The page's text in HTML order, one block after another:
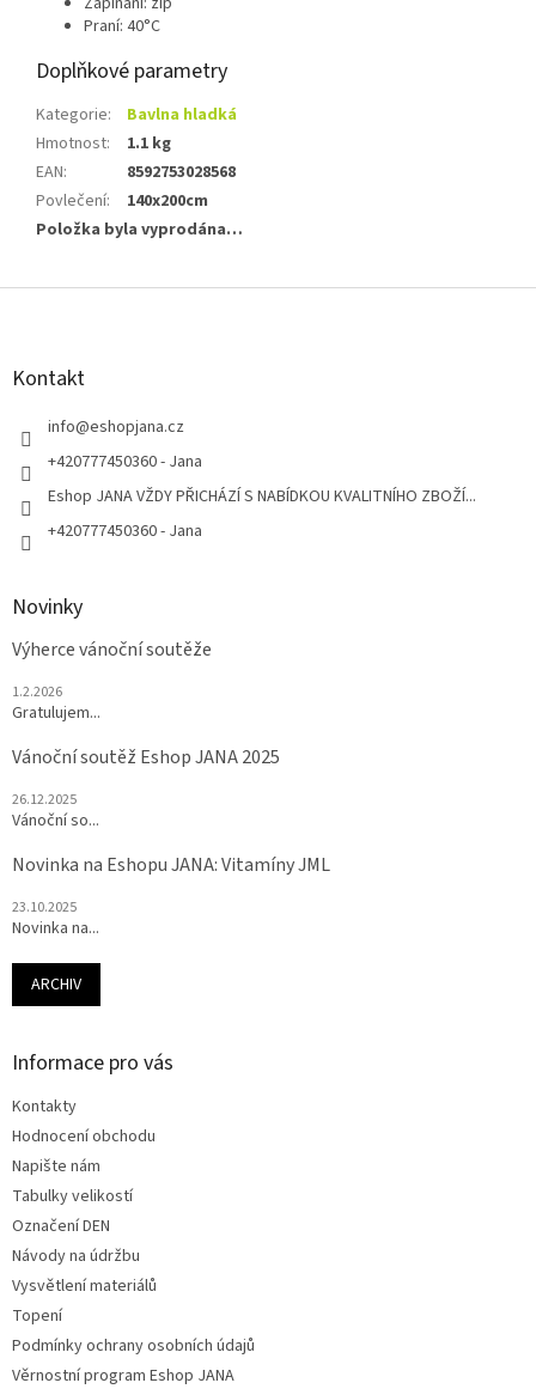
Praní: 40°C
Doplňkové parametry
Kategorie:
Bavlna hladká
Hmotnost:
1.1 kg
EAN:
8592753028568
Povlečení:
140x200cm
Položka byla vyprodána…
Z
Kontakt
info@eshopjana.cz
+420777450360 - Jana
Eshop JANA VŽDY PŘICHÁZÍ S NABÍDKOU KVALITNÍHO ZBOŽÍ...
+420777450360 - Jana
Novinky
Výherce vánoční soutěže
1.2.2026
Gratulujem...
Vánoční soutěž Eshop JANA 2025
26.12.2025
Vánoční so...
Novinka na Eshopu JANA: Vitamíny JML
23.10.2025
Novinka na...
ARCHIV
Informace pro vás
Kontakty
Hodnocení obchodu
Napište nám
Tabulky velikostí
Označení DEN
Návody na údržbu
Vysvětlení materiálů
Topení
Podmínky ochrany osobních údajů
Věrnostní program Eshop JANA